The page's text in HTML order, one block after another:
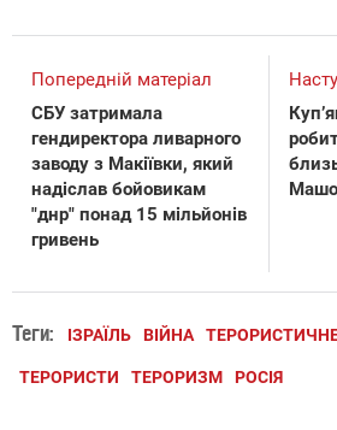
Попередній матеріал
СБУ затримала
гендиректора ливарного
заводу з Макіївки, який
надіслав бойовикам
"днр" понад 15 мільйонів
гривень
Теги: ІЗРАЇЛЬ ВІЙНА
ТЕРОРИСТИ ТЕРОРИЗМ РОСІЯ